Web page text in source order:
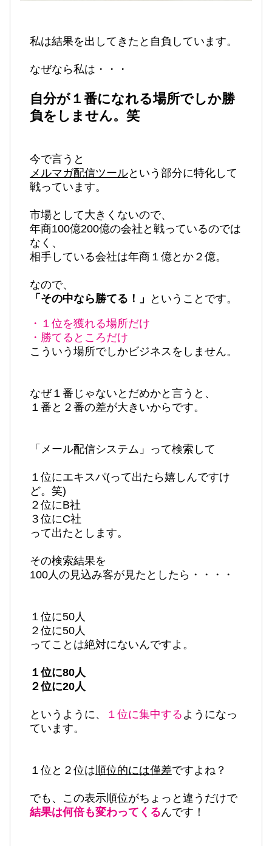
私は結果を出してきたと自負しています。
なぜなら私は・・・
自分が１番になれる場所でしか勝
負をしません。笑
今で言うと
メルマガ配信ツールという部分に特化して
戦っています。
市場として大きくないので、
年商100億200億の会社と戦っているのでは
なく、
相手している会社は年商１億とか２億。
なので、
「その中なら勝てる！」
ということです。
・１位を獲れる場所だけ
・勝てるところだけ
こういう場所でしかビジネスをしません。
なぜ１番じゃないとだめかと言うと、
１番と２番の差が大きいからです。
「メール配信システム」って検索して
１位にエキスパ(って出たら嬉しんですけ
ど。笑)
２位にB社
３位にC社
って出たとします。
その検索結果を
100人の見込み客が見たとしたら・・・・
１位に50人
２位に50人
ってことは絶対にないんですよ。
１位に80人
２位に20人
というように、 １位に集中する ようになっ
ています。
１位と２位は順位的には僅差ですよね？
でも、この表示順位がちょっと違うだけで
結果は何倍も変わってくるんです！